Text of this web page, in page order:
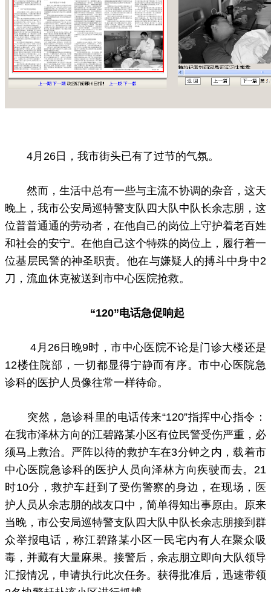
4月26日，我市街头已有了过节的气氛。
然而，生活中总有一些与主流不协调的杂音，这天
晚上，我市公安局巡特警支队四大队中队长余志朋，这
位普普通通的劳动者，在他自己的岗位上守护着老百姓
和社会的安宁。在他自己这个特殊的岗位上，履行着一
位基层民警的神圣职责。他在与嫌疑人的搏斗中身中2
刀，流血休克被送到市中心医院抢救。
“120”电话急促响起
4月26日晚9时，市中心医院不论是门诊大楼还是
12楼住院部，一切都显得宁静而有序。市中心医院急
诊科的医护人员像往常一样待命。
突然，急诊科里的电话传来“120”指挥中心指令：
在我市泽林方向的江碧路某小区有位民警受伤严重，必
须马上救治。严阵以待的救护车在3分钟之内，载着市
中心医院急诊科的医护人员向泽林方向疾驶而去。21
时10分，救护车赶到了受伤警察的身边，在现场，医
护人员从余志朋的战友口中，简单得知出事原由。原来
当晚，市公安局巡特警支队四大队中队长余志朋接到群
众举报电话，称江碧路某小区一民宅内有人在聚众吸
毒，并藏有大量麻果。接警后，余志朋立即向大队领导
汇报情况，申请执行此次任务。获得批准后，迅速带领